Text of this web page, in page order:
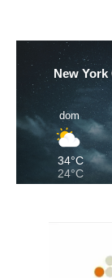
New York
dom
34°C
24°C